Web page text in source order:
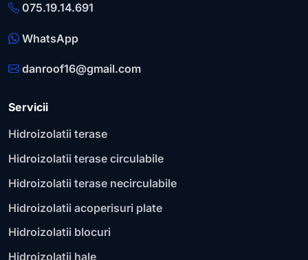
075.19.14.691
WhatsApp
danroof16@gmail.com
Servicii
Hidroizolatii terase
Hidroizolatii terase circulabile
Hidroizolatii terase necirculabile
Hidroizolatii acoperisuri plate
Hidroizolatii blocuri
Hidroizolatii hale